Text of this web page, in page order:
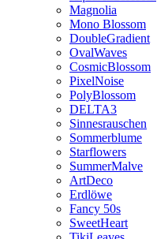
Magnolia
Mono Blossom
DoubleGradient
OvalWaves
CosmicBlossom
PixelNoise
PolyBlossom
DELTA3
Sinnesrauschen
Sommerblume
Starflowers
SummerMalve
ArtDeco
Erdlöwe
Fancy 50s
SweetHeart